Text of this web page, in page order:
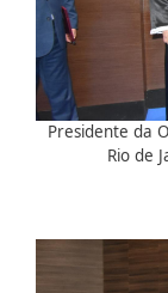
Presidente da
Rio de